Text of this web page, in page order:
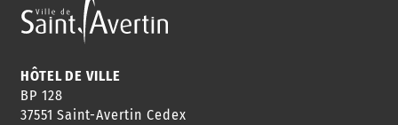
ANNUAIRE
HORAIRES
HÔTEL DE VILLE
BP 128
37551 Saint-Avertin Cedex